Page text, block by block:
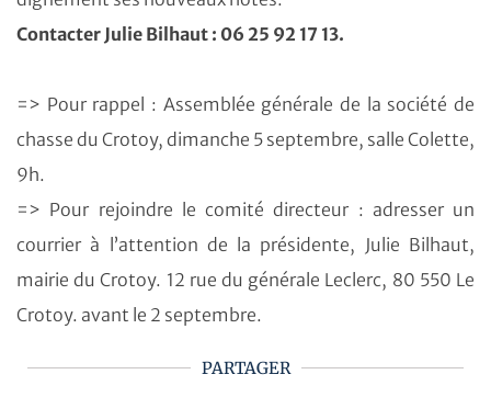
Contacter Julie Bilhaut : 06 25 92 17 13.
=> Pour rappel : Assemblée générale de la société de
chasse du Crotoy, dimanche 5 septembre, salle Colette,
9h.
=> Pour rejoindre le comité directeur : adresser un
courrier à l’attention de la présidente, Julie Bilhaut,
mairie du Crotoy. 12 rue du générale Leclerc, 80 550 Le
Crotoy. avant le 2 septembre.
PARTAGER